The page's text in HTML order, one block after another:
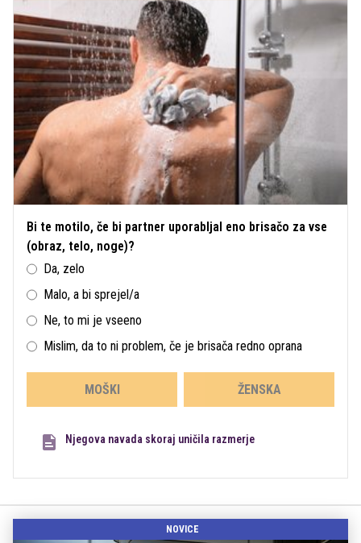
Bi te motilo, če bi partner uporabljal eno brisačo za vse
(obraz, telo, noge)?
Da, zelo
Malo, a bi sprejel/a
Ne, to mi je vseeno
Mislim, da to ni problem, če je brisača redno oprana
MOŠKI ŽENSKA
Njegova navada skoraj uničila razmerje
NOVICE